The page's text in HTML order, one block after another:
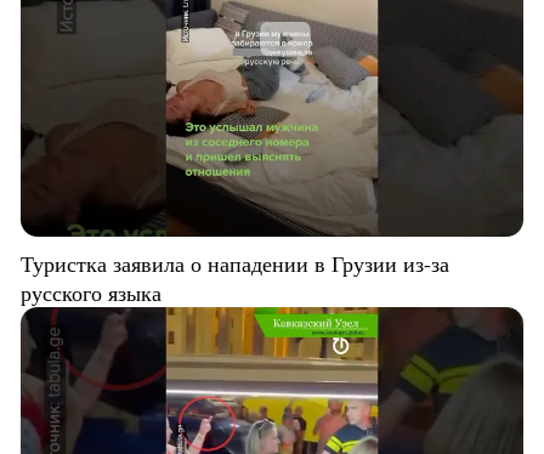
Туристка заявила о нападении в Грузии из-за
русского языка